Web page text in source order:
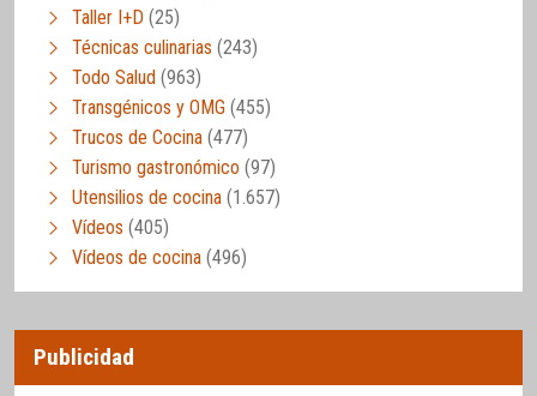
Taller I+D (25)
Técnicas culinarias (243)
Todo Salud (963)
Transgénicos y OMG (455)
Trucos de Cocina (477)
Turismo gastronómico (97)
Utensilios de cocina (1.657)
Vídeos (405)
Vídeos de cocina (496)
Publicidad